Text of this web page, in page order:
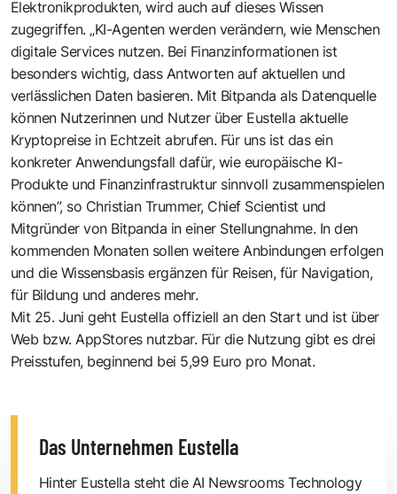
Elektronikprodukten, wird auch auf dieses Wissen
zugegriffen. „KI-Agenten werden verändern, wie Menschen
digitale Services nutzen. Bei Finanzinformationen ist
besonders wichtig, dass Antworten auf aktuellen und
verlässlichen Daten basieren. Mit Bitpanda als Datenquelle
können Nutzerinnen und Nutzer über Eustella aktuelle
Kryptopreise in Echtzeit abrufen. Für uns ist das ein
konkreter Anwendungsfall dafür, wie europäische KI-
Produkte und Finanzinfrastruktur sinnvoll zusammenspielen
können”, so Christian Trummer, Chief Scientist und
Mitgründer von Bitpanda in einer Stellungnahme. In den
kommenden Monaten sollen weitere Anbindungen erfolgen
und die Wissensbasis ergänzen für Reisen, für Navigation,
für Bildung und anderes mehr.
Mit 25. Juni geht Eustella offiziell an den Start und ist über
Web bzw. AppStores nutzbar. Für die Nutzung gibt es drei
Preisstufen, beginnend bei 5,99 Euro pro Monat.
Das Unternehmen Eustella
Hinter Eustella steht die AI Newsrooms Technology